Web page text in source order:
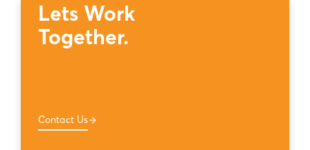
Lets Work
Together.
Contact Usarrow_forward